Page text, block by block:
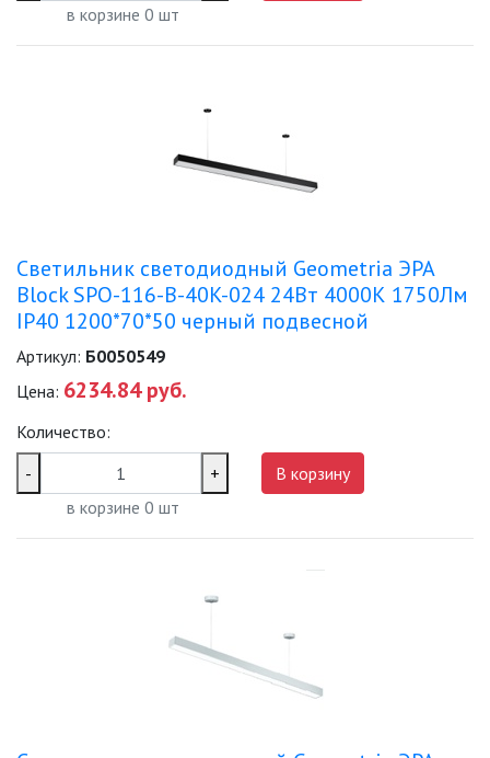
в корзине 0 шт
Светильник светодиодный Geometria ЭРА
Block SPO-116-B-40K-024 24Вт 4000К 1750Лм
IP40 1200*70*50 черный подвесной
Артикул: Б0050549
Цена: 6234.84 руб.
Количество:
-
+
в корзине 0 шт
В корзину